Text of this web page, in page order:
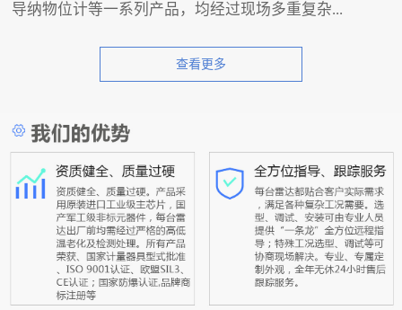
导纳物位计等一系列产品，均经过现场多重复杂...
查看更多